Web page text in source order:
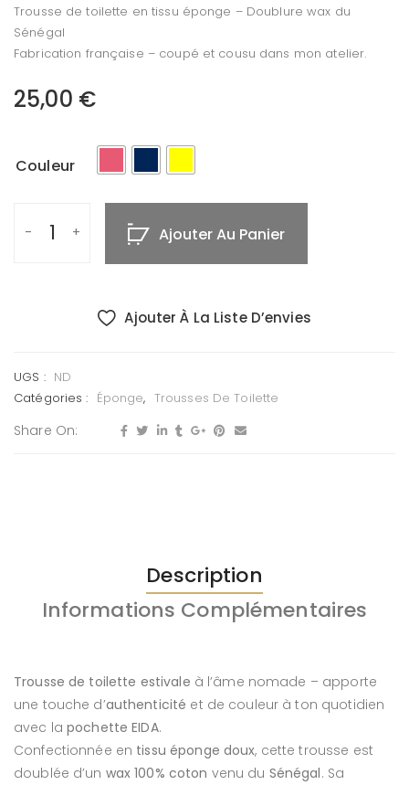
Trousse de toilette en tissu éponge – Doublure wax du
Sénégal
Fabrication française – coupé et cousu dans mon atelier.
25,00 €
Couleur
Ajouter Au Panier
Ajouter À La Liste D’envies
UGS : ND
Catégories : Éponge, Trousses De Toilette
Share On:
Description
Informations Complémentaires
Trousse de toilette estivale à l’âme nomade – apporte
une touche d’authenticité et de couleur à ton quotidien
avec lapochette EIDA.
Confectionnée en tissu éponge doux, cette trousse est
doublée d’un wax 100% coton venu du Sénégal. Sa